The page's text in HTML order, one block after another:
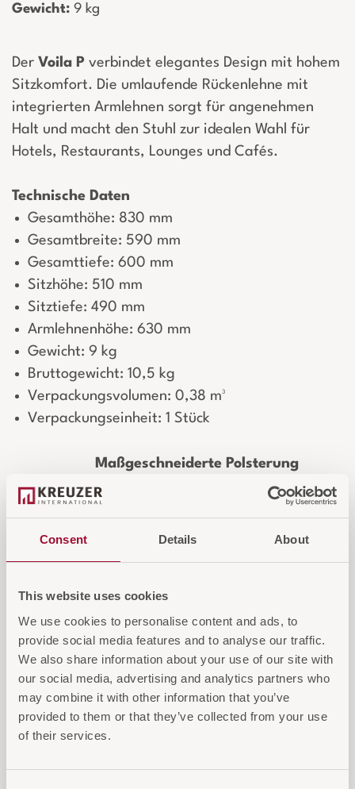
Consent Details About
This website uses cookies
We use cookies to personalise content and ads, to
provide social media features and to analyse our traffic.
We also share information about your use of our site with
our social media, advertising and analytics partners who
may combine it with other information that you’ve
provided to them or that they’ve collected from your use
of their services.
Gewicht: ­ 9 kg
Der Voila P verbindet elegantes Design mit hohem
Sitzkomfort. Die umlaufende Rückenlehne mit
integrierten Armlehnen sorgt für angenehmen
Halt und macht den Stuhl zur idealen Wahl für
Hotels, Restaurants, Lounges und Cafés.
Technische Daten
Gesamthöhe: 830 mm
Gesamtbreite: 590 mm
Gesamttiefe: 600 mm
Sitzhöhe: 510 mm
Sitztiefe: 490 mm
Armlehnenhöhe: 630 mm
Gewicht: 9 kg
Bruttogewicht: 10,5 kg
Verpackungsvolumen: 0,38 m³
Verpackungseinheit: 1 Stück
Maßgeschneiderte Polsterung
Jeder Stuhl ist auf Wunsch mit einem
kundenspezifischen Bezug erhältlich.
Verfügung.
IN DEN WARENKORB
AUF DIE ANFRAGELISTE